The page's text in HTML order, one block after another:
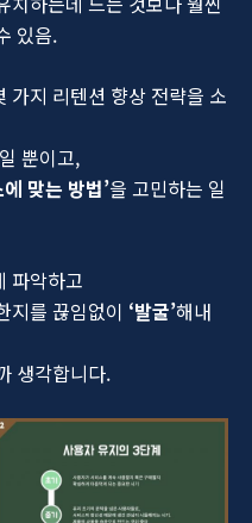
있음.
가지 리텐션 향상 전략을 소
뿐이고,
맞는 방법’을 고민하는 일
파악하고
지를 끊임없이 ‘발굴’해내
생각합니다.